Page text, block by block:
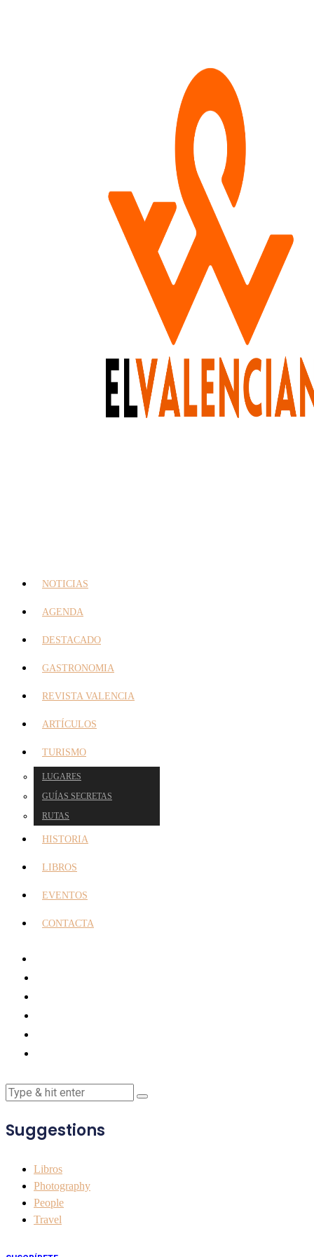
NOTICIAS
AGENDA
DESTACADO
GASTRONOMIA
REVISTA VALENCIA
ARTÍCULOS
TURISMO
LUGARES
GUÍAS SECRETAS
RUTAS
HISTORIA
LIBROS
EVENTOS
CONTACTA
Suggestions
Libros
Photography
People
Travel